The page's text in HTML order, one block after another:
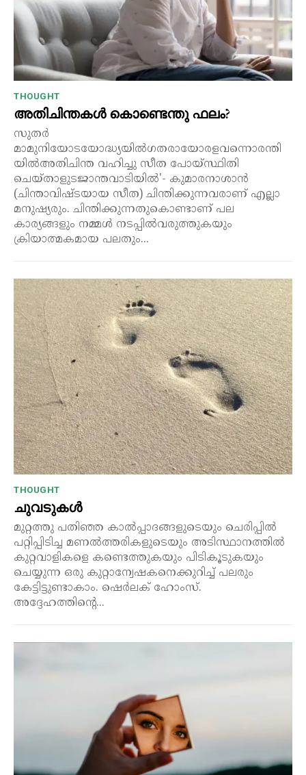
THOUGHT
അതിചിന്തകൾ കൊണ്ടെന്തു ഫലം?
സുതർ
മാമുനിയോടയോദ്ധ്യയിൽഗതരായോരളവന്നൊരന്തി
യിൽഅതിചിന്ത വഹിച്ചു സീത പോയ്സ്ഥിതി
ചെയ്താളുടജാന്തവാടിയിൽ'- കുമാരനാശാൻ
(ചിന്താവിഷ്ടയായ സീത) ചിന്തിക്കുന്നവരാണ് എല്ലാ
മനുഷ്യരും. ചിന്തിക്കുന്നതുകൊണ്ടാണ് പല
കാര്യങ്ങളും നമ്മൾ നടപ്പിൽവരുത്തുകയും
ക്രിയാത്മകമായ പലതും...
THOUGHT
ചുവടുകൾ
മുറ്റത്തു പതിഞ്ഞ കാൽപ്പാദങ്ങളുടെയും ചെരിപ്പിൽ
പറ്റിപ്പിടിച്ച മണൽത്തരികളുടെയും അടിസ്ഥാനത്തിൽ
കുറ്റവാളികളെ കണ്ടെത്തുകയും പിടികൂടുകയും
ചെയ്യുന്ന ഒരു കുറ്റാന്വേഷകനെക്കുറിച്ച് പലരും
കേട്ടിട്ടുണ്ടാകാം. ഷെർലക് ഹോംസ്.
അദ്ദേഹത്തിന്റെ...